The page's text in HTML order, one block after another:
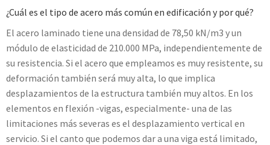
¿Cuál es el tipo de acero más común en edificación y por qué?
El acero laminado tiene una densidad de 78,50 kN/m3 y un
módulo de elasticidad de 210.000 MPa, independientemente de
su resistencia. Si el acero que empleamos es muy resistente, su
deformación también será muy alta, lo que implica
desplazamientos de la estructura también muy altos. En los
elementos en flexión -vigas, especialmente- una de las
limitaciones más severas es el desplazamiento vertical en
servicio. Si el canto que podemos dar a una viga está limitado,